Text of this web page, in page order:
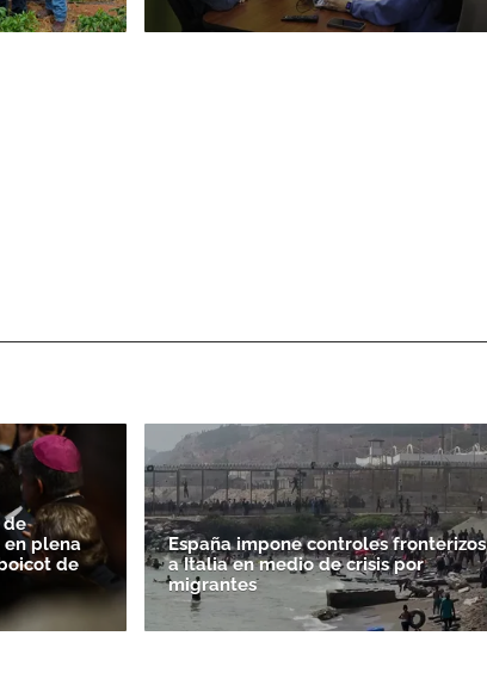
de
en plena
de
España impone controles fronterizos
a Italia en medio de crisis por
migrantes